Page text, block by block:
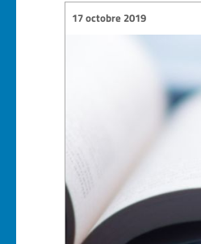
17 octobre 2019